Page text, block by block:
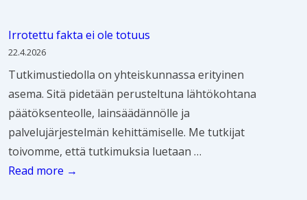
r
e
n
e
R
o
i
v
r
v
e
l
o
a
Irrotettu fakta ei ole totuus
22.4.2026
Tutkimustiedolla on yhteiskunnassa erityinen
asema. Sitä pidetään perusteltuna lähtökohtana
päätöksenteolle, lainsäädännölle ja
palvelujärjestelmän kehittämiselle. Me tutkijat
toivomme, että tutkimuksia luetaan …
IRead more →